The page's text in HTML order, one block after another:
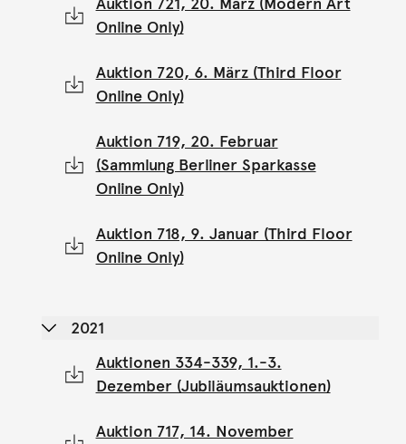
Auktion 721, 20. März (Modern Art
Online Only)
Auktion 720, 6. März (Third Floor
Online Only)
Auktion 719, 20. Februar
(Sammlung Berliner Sparkasse
Online Only)
Auktion 718, 9. Januar (Third Floor
Online Only)
2021
Auktionen 334-339, 1.-3.
Dezember (Jubiläumsauktionen)
Auktion 717, 14. November